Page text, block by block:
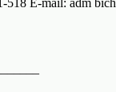
518 E-mail: adm